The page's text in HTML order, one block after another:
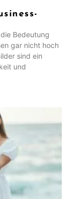
Bedeutung
gar nicht hoch
sind ein
und